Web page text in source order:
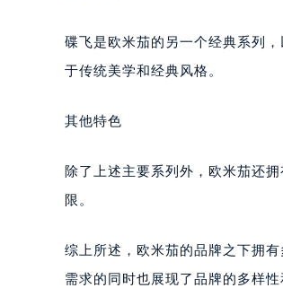
碟飞是欧米茄的另一个经典系列
于传统美学和经典风格。
其他特色
除了上述主要系列外，欧米茄还
限。
综上所述，欧米茄的品牌之下拥
需求的同时也展现了品牌的多样性